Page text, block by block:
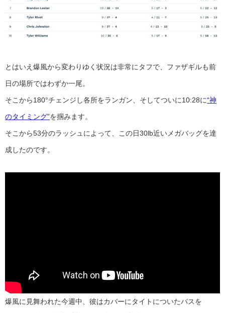
とはいえ爆風から変わりゆく状況は非常にタフで、ファザギルも前
日の場所ではわずか一尾。
そこから180°チェンジし各所をランガン、そしてついに10:28に“神
のタイミング”を掴みます。
そこから53分のラッシュによって、この日30lb近いメガバッグを達
成したのです。
爆風に見舞われた今週中、彼はカバーにタイトについたバスを